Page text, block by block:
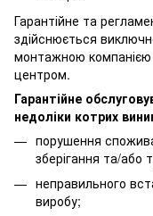
Гарантійне та
здійснюється
монтажною компанією
центром.
Гарантійне
недоліки котрих
порушення
зберігання та/або
неправильного
виробу;